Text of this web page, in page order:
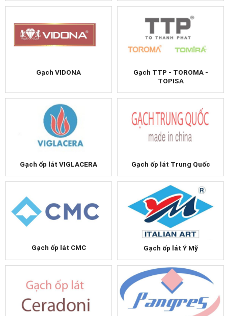
Gạch VIDONA
Gạch TTP - TOROMA -
TOPISA
Gạch ốp lát VIGLACERA Gạch ốp lát Trung Quốc
Gạch ốp lát CMC Gạch ốp lát Ý Mỹ